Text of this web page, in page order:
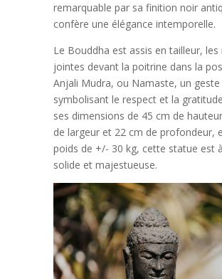
remarquable par sa finition noir
confère une élégance intemporelle.
Le Bouddha est assis en tailleur, les
jointes devant la poitrine dans la
Anjali Mudra, ou Namaste, un geste
symbolisant le respect et la
ses dimensions de 45 cm de
de largeur et 22 cm de profondeur,
poids de +/- 30 kg, cette statue est
solide et majestueuse.